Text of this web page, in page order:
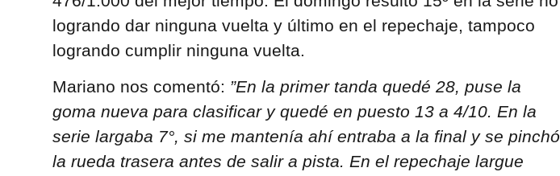
logrando dar ninguna vuelta y último en el repechaje, tampoco
logrando cumplir ninguna vuelta.
Mariano nos comentó: ”En la primer tanda quedé 28, puse la
goma nueva para clasificar y quedé en puesto 13 a 4/10. En la
serie largaba 7°, si me mantenía ahí entraba a la final y se pinchó
la rueda trasera antes de salir a pista. En el repechaje largue